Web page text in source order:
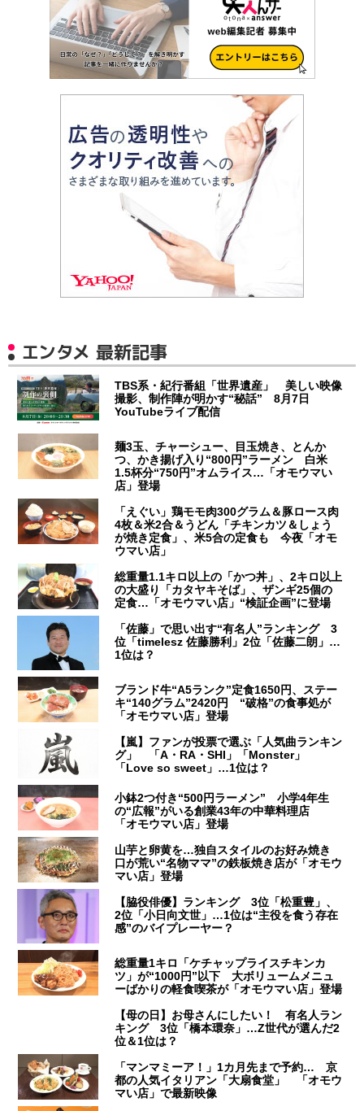
エンタメ 最新記事
TBS系・紀行番組「世界遺産」 美しい映像
撮影、制作陣が明かす“秘話” 8月7日
YouTubeライブ配信
麺3玉、チャーシュー、目玉焼き、とんか
つ、かき揚げ入り“800円”ラーメン 白米
1.5杯分“750円”オムライス…「オモウマい
店」登場
「えぐい」鶏モモ肉300グラム＆豚ロース肉
4枚＆米2合＆うどん「チキンカツ＆しょう
が焼き定食」、米5合の定食も 今夜「オモ
ウマい店」
総重量1.1キロ以上の「かつ丼」、2キロ以上
の大盛り「カタヤキそば」、ザンギ25個の
定食…「オモウマい店」“検証企画”に登場
「佐藤」で思い出す“有名人”ランキング 3
位「timelesz 佐藤勝利」2位「佐藤二朗」…
1位は？
ブランド牛“A5ランク”定食1650円、ステー
キ“140グラム”2420円 “破格”の食事処が
「オモウマい店」登場
【嵐】ファンが投票で選ぶ「人気曲ランキン
グ」 「A・RA・SHI」「Monster」
「Love so sweet」…1位は？
小鉢2つ付き“500円ラーメン” 小学4年生
の“広報”がいる創業43年の中華料理店
「オモウマい店」登場
山芋と卵黄を…独自スタイルのお好み焼き
口が荒い“名物ママ”の鉄板焼き店が「オモウ
マい店」登場
【脇役俳優】ランキング 3位「松重豊」、
2位「小日向文世」…1位は“主役を食う存在
感”のバイプレーヤー？
総重量1キロ「ケチャップライスチキンカ
ツ」が“1000円”以下 大ボリュームメニュ
ーばかりの軽食喫茶が「オモウマい店」登場
【母の日】お母さんにしたい！ 有名人ラン
キング 3位「橋本環奈」…Z世代が選んだ2
位＆1位は？
「マンマミーア！」1カ月先まで予約… 京
都の人気イタリアン「大扇食堂」 「オモウ
マい店」で最新映像